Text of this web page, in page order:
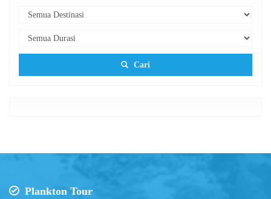
Cari
Plankton Tour